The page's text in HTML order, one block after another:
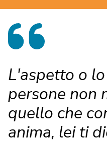
L'aspetto o
persone non
quello che
anima, lei ti